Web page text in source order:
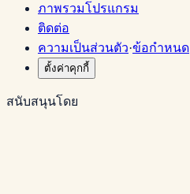
ภาพรวมโปรแกรม
ติดต่อ
ความเป็นส่วนตัว·ข้อกำหนด
ตั้งค่าคุกกี้
สนับสนุนโดย